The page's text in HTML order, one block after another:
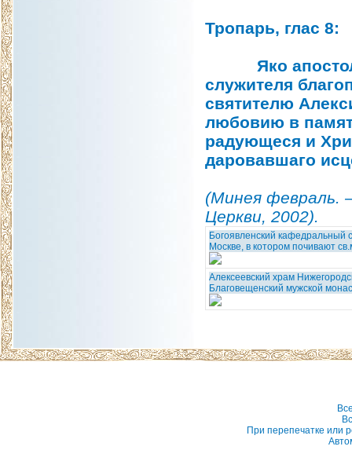
Тропарь, глас 8:
Яко
служителя
святителю
любовию в
радующеся и
даровавшаго
(Минея февраль.
Церкви, 2002).
Богоявленский кафедральный
Москве, в котором почивают
Алексеевский храм
Благовещенский мужской
При перепечатке или